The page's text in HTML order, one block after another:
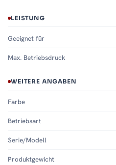
LEISTUNG
Geeignet für
Max. Betriebsdruck
WEITERE ANGABEN
Farbe
Betriebsart
Serie/Modell
Produktgewicht